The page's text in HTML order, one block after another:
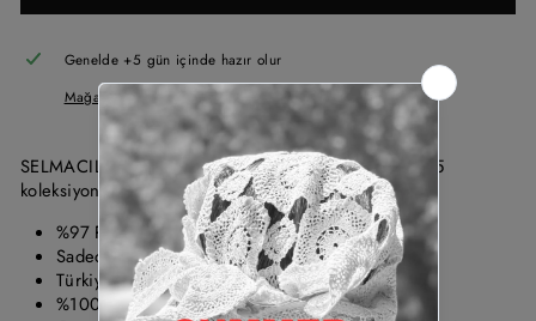
Genelde +5 gün içinde hazır olur
Mağaza bilgisi görüntüle
SELMACILEK Camel Kanvas Pantolon Sonbahar/Kış 25
koleksiyonu için elle dikilmiştir.
%97 Pamuk %3 Elastan
Sadece Kuru Temizleme Yapınız.
Türkiye de üretilmiştir.
%100 Yerli Üretim